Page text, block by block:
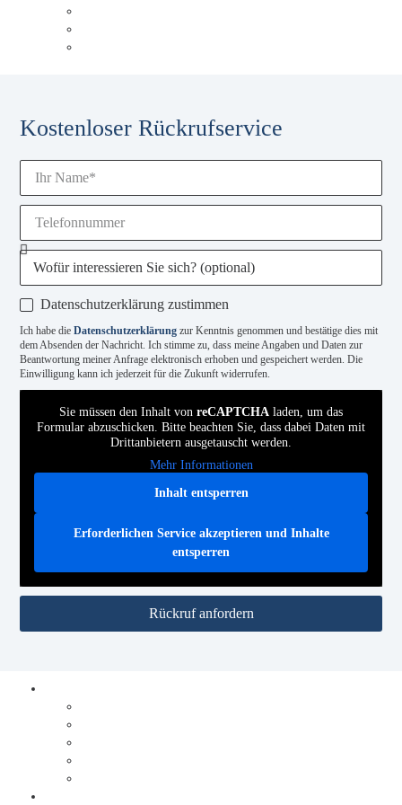
Kostenloser Rückrufservice
Datenschutzerklärung zustimmen
Ich habe dieDatenschutzerklärung zur Kenntnis genommen und bestätige dies mit
dem Absenden der Nachricht. Ich stimme zu, dass meine Angaben und Daten zur
Beantwortung meiner Anfrage elektronisch erhoben und gespeichert werden. Die
Einwilligung kann ich jederzeit für die Zukunft widerrufen.
Sie müssen den Inhalt von reCAPTCHA laden, um das
Formular abzuschicken. Bitte beachten Sie, dass dabei Daten mit
Drittanbietern ausgetauscht werden.
Mehr Informationen
Inhalt entsperren
Erforderlichen Service akzeptieren und Inhalte
entsperren
Rückruf anfordern